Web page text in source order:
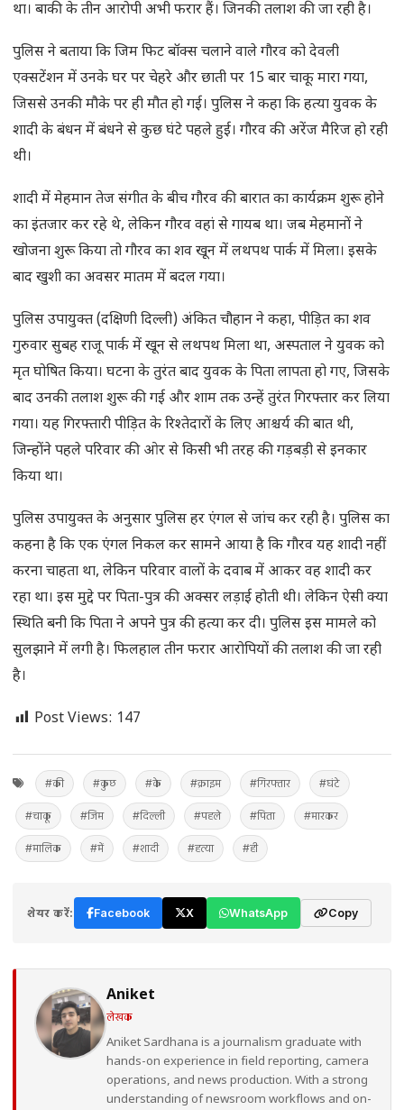
था। बाकी के तीन आरोपी अभी फरार हैं। जिनकी तलाश की जा रही है।
पुलिस ने बताया कि जिम फिट बॉक्स चलाने वाले गौरव को देवली
एक्सटेंशन में उनके घर पर चेहरे और छाती पर 15 बार चाकू मारा गया,
जिससे उनकी मौके पर ही मौत हो गई। पुलिस ने कहा कि हत्या युवक के
शादी के बंधन में बंधने से कुछ घंटे पहले हुई। गौरव की अरेंज मैरिज हो रही
थी।
शादी में मेहमान तेज संगीत के बीच गौरव की बारात का कार्यक्रम शुरू होने
का इंतजार कर रहे थे, लेकिन गौरव वहां से गायब था। जब मेहमानों ने
खोजना शुरू किया तो गौरव का शव खून में लथपथ पार्क में मिला। इसके
बाद खुशी का अवसर मातम में बदल गया।
पुलिस उपायुक्त (दक्षिणी दिल्ली) अंकित चौहान ने कहा, पीड़ित का शव
गुरुवार सुबह राजू पार्क में खून से लथपथ मिला था, अस्पताल ने युवक को
मृत घोषित किया। घटना के तुरंत बाद युवक के पिता लापता हो गए, जिसके
बाद उनकी तलाश शुरू की गई और शाम तक उन्हें तुरंत गिरफ्तार कर लिया
गया। यह गिरफ्तारी पीड़ित के रिश्तेदारों के लिए आश्चर्य की बात थी,
जिन्होंने पहले परिवार की ओर से किसी भी तरह की गड़बड़ी से इनकार
किया था।
पुलिस उपायुक्त के अनुसार पुलिस हर एंगल से जांच कर रही है। पुलिस का
कहना है कि एक एंगल निकल कर सामने आया है कि गौरव यह शादी नहीं
करना चाहता था, लेकिन परिवार वालों के दवाब में आकर वह शादी कर
रहा था। इस मुद्दे पर पिता-पुत्र की अक्सर लड़ाई होती थी। लेकिन ऐसी क्या
स्थिति बनी कि पिता ने अपने पुत्र की हत्या कर दी। पुलिस इस मामले को
सुलझाने में लगी है। फिलहाल तीन फरार आरोपियों की तलाश की जा रही
है।
Post Views: 147
#की #कुछ #के #क्राइम #गिरफ्तार #घंटे
#चाकू #जिम #दिल्ली #पहले #पिता #मारकर
#मालिक #में #शादी #हत्या #ही
शेयर करें: Facebook X WhatsApp Copy
Aniket
लेखक
Aniket Sardhana is a journalism graduate with
hands-on experience in field reporting, camera
operations, and news production. With a strong
understanding of newsroom workflows and on-